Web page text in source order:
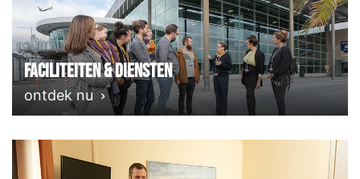
Faciliteiten & Diensten
ontdek nu